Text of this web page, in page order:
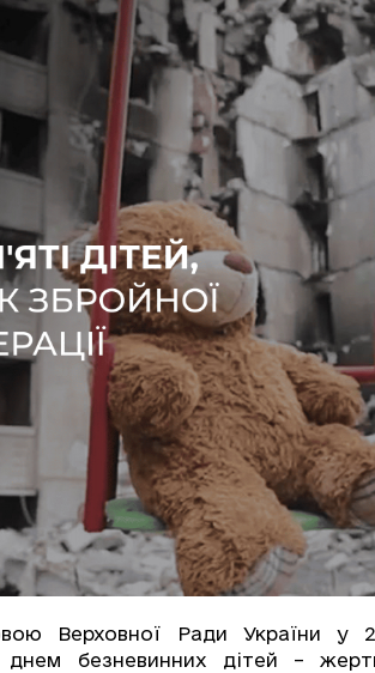
Верховної Ради України у
безневинних дітей – жертв